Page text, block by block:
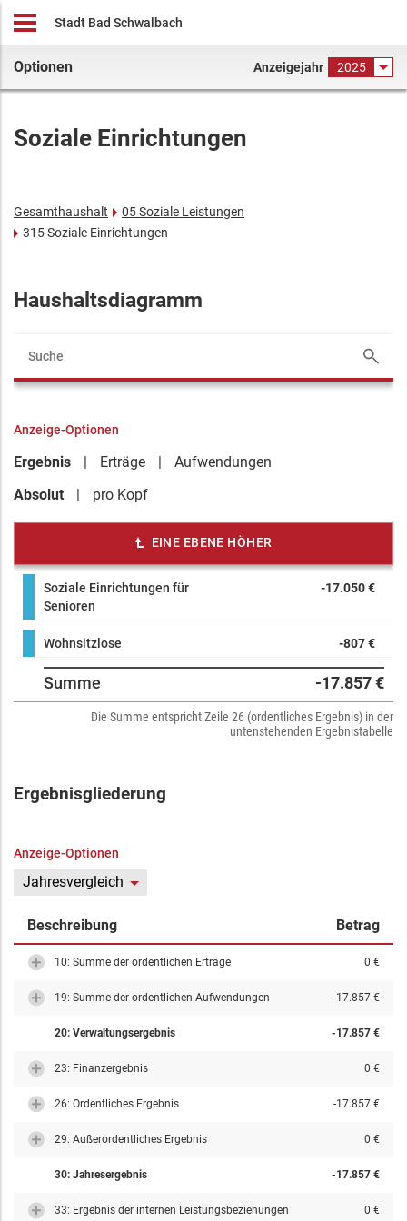
Stadt Bad Schwalbach
Optionen Anzeigejahr 2025
Soziale Einrichtungen
Gesamthaushalt
05 Soziale Leistungen
315 Soziale Einrichtungen
Haushaltsdiagramm
Anzeige-Optionen
Ergebnis Erträge
Aufwendungen
Absolut
pro Kopf
EINE EBENE HÖHER
Soziale Einrichtungen für
Senioren
-17.050 €
Wohnsitzlose -807 €
Summe -17.857 €
Die Summe entspricht Zeile 26 (ordentliches Ergebnis) in der
untenstehenden Ergebnistabelle
Ergebnisgliederung
Anzeige-Optionen
Jahresvergleich
Beschreibung Betrag
10: Summe der ordentlichen Erträge 0 €
19: Summe der ordentlichen Aufwendungen -17.857 €
20: Verwaltungsergebnis -17.857 €
23: Finanzergebnis 0 €
26: Ordentliches Ergebnis -17.857 €
29: Außerordentliches Ergebnis 0 €
30: Jahresergebnis -17.857 €
33: Ergebnis der internen Leistungsbeziehungen 0 €